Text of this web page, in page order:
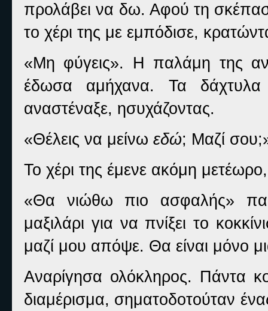
προλάβει να δω. Αφού τη
το χέρι της με εμπόδισε,
«Μη φύγεις». Η παλάμη της
έδωσα αμήχανα. Τα
αναστέναξε, ησυχάζοντας.
«Θέλεις να μείνω εδώ; Μαζί
Το χέρι της έμενε ακόμη
«Θα νιώθω πιο ασφαλής»
μαξιλάρι για να πνίξει το
μαζί μου απόψε. Θα είναι μόνο
Αναρίγησα ολόκληρος. Πάντα
διαμέρισμα, σηματοδοτούταν